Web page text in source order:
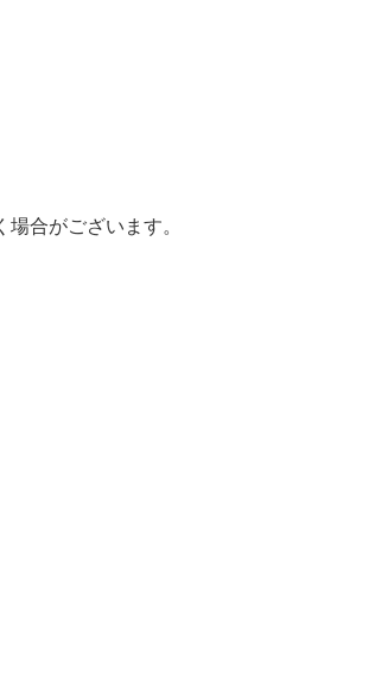
合がございます。